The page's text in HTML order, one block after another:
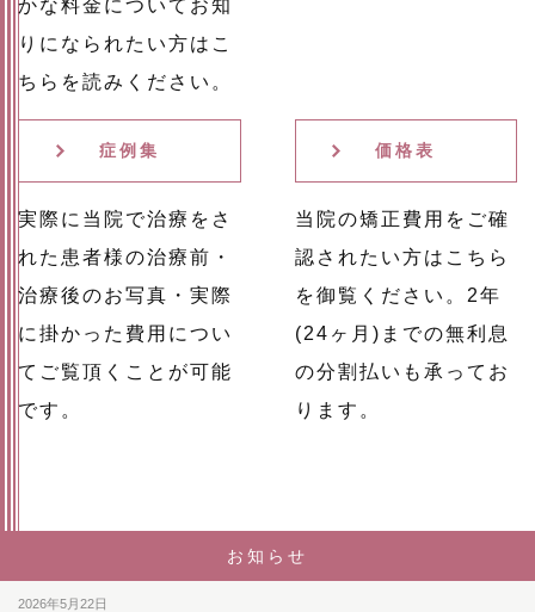
かな料金についてお知
りになられたい方はこ
ちらを読みください。
症例集
実際に当院で治療をさ
れた患者様の治療前・
治療後のお写真・実際
に掛かった費用につい
てご覧頂くことが可能
です。
価格表
当院の矯正費用をご確
認されたい方はこちら
を御覧ください。2年
(24ヶ月)までの無利息
の分割払いも承ってお
ります。
お知らせ
2026年5月22日